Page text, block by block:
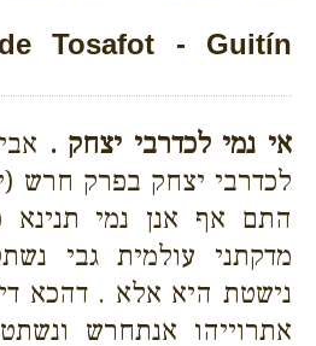
Tosafot - Guitín
אי נמי לכדרבי יצחק .
לכדרבי יצחק בפרק חרש
התם אף אנן נמי תנינא
מדקתני עולמית גבי
נישטת היא אלא . דהכא
אתרוייהו אנתחרש